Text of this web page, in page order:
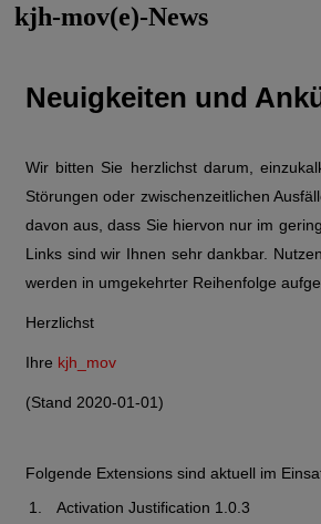
kjh-mov(e)-News
Neuigkeiten und
Wir bitten Sie herzlichst darum,
Störungen oder zwischenzeitlichen
davon aus, dass Sie hiervon nur im
Links sind wir Ihnen sehr dankbar.
werden in umgekehrter Reihenfolge
Herzlichst
Ihre kjh_mov
(Stand 2020-01-01)
Folgende Extensions sind aktuell im
Activation Justification 1.0.3